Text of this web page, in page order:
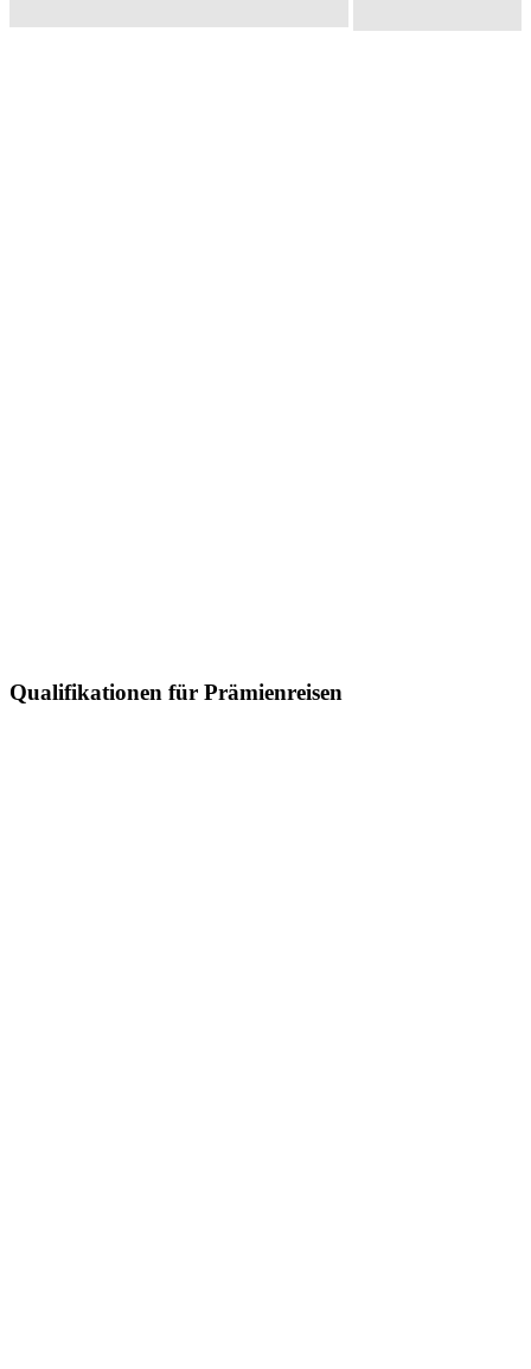
Qualifikationen für Prämienreisen